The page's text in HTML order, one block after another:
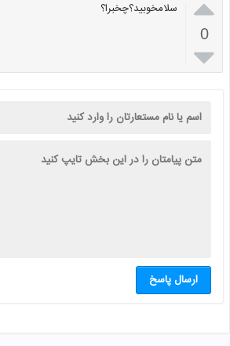

0

سلامخوبید؟چخبرا؟
ارسال پاسخ